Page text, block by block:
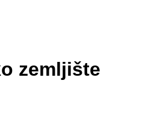
zemljište